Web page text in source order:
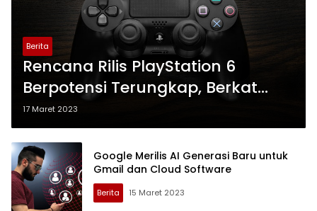
Berita
Rencana Rilis PlayStation 6
Berpotensi Terungkap, Berkat
Microsoft
17 Maret 2023
Google Merilis AI Generasi Baru untuk
Gmail dan Cloud Software
Berita 15 Maret 2023